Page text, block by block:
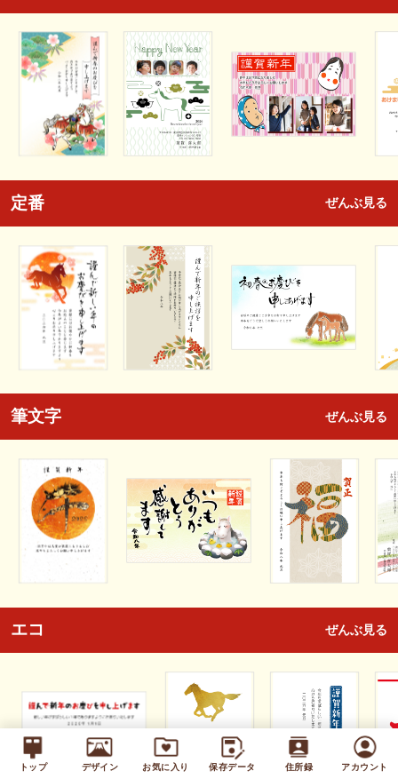
トップ デザイン お気に入り 保存データ 住所録 アカウント
定番 ぜんぶ見る
筆文字 ぜんぶ見る
エコ ぜんぶ見る